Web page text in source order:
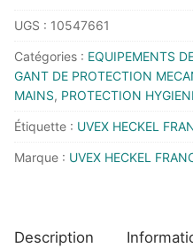
PHYNOMIC
PRO
T7
-
6006207
UVEX
-
UGS : 10547661
Catégories : EQUIPEMENTS
GANT DE PROTECTION
MAINS, PROTECTION
Étiquette : UVEX HECKEL
Marque : UVEX HECKEL
Description